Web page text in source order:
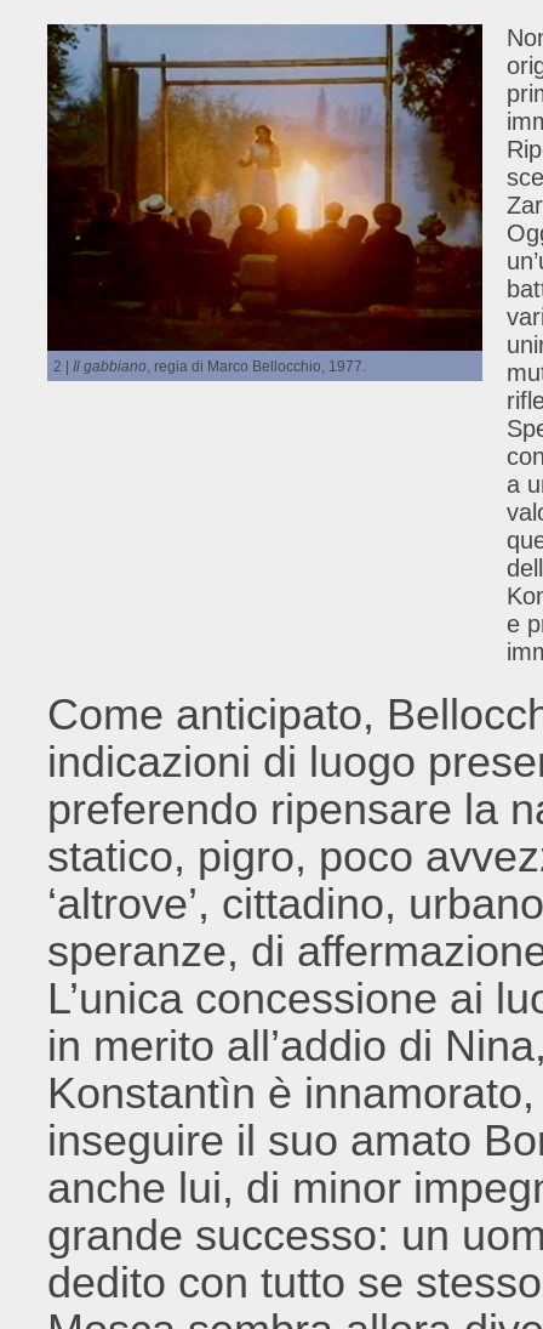
2 |Il gabbiano , regia di Marco Bellocchio, 1977.
a
e
Come anticipato,
indicazioni di luogo
preferendo ripensare la
statico, pigro, poco
‘altrove’, cittadino,
speranze, di
L’unica concessione ai
in merito all’addio di
Konstantìn è
inseguire il suo amato
anche lui, di minor
grande successo: un
dedito con tutto se